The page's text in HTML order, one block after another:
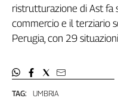
Puglia
Sardegna
Trentino
Umbria
TAG: UMBRIA
ristrutturazione di Ast fa
commercio e il terziario
Perugia, con 29